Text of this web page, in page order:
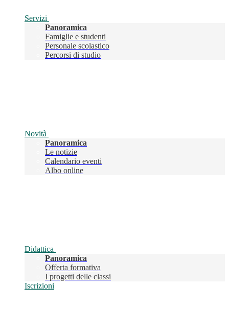
Servizi
Panoramica
Famiglie e studenti
Personale scolastico
Percorsi di studio
Novità
Panoramica
Le notizie
Calendario eventi
Albo online
Didattica
Panoramica
Offerta formativa
I progetti delle classi
Iscrizioni